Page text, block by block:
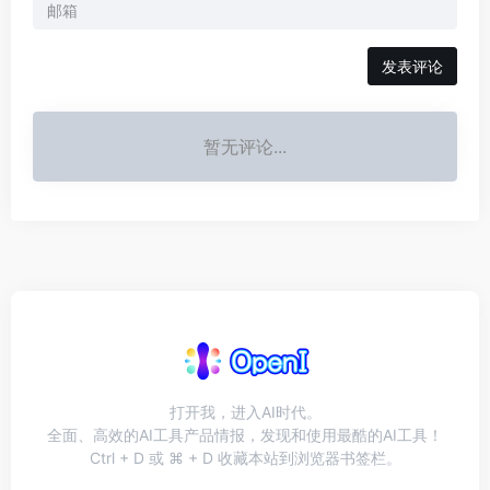
发表评论
暂无评论...
打开我，进入AI时代。
全面、高效的AI工具产品情报，发现和使用最酷的AI工具！
Ctrl + D 或 ⌘ + D 收藏本站到浏览器书签栏。